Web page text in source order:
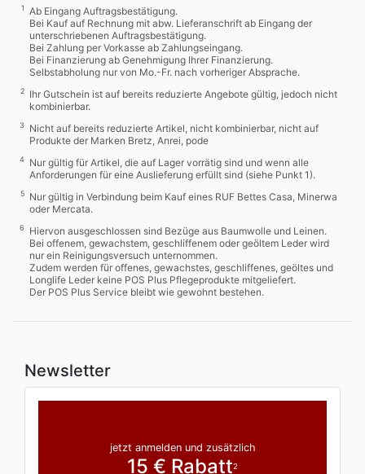
1
Ab Eingang Auftragsbestätigung.
Bei Kauf auf Rechnung mit abw. Lieferanschrift ab Eingang der
unterschriebenen Auftragsbestätigung.
Bei Zahlung per Vorkasse ab Zahlungseingang.
Bei Finanzierung ab Genehmigung Ihrer Finanzierung.
Selbstabholung nur von Mo.-Fr. nach vorheriger Absprache.
2
Ihr Gutschein ist auf bereits reduzierte Angebote gültig, jedoch nicht
kombinierbar.
3
Nicht auf bereits reduzierte Artikel, nicht kombinierbar, nicht auf
Produkte der Marken Bretz, Anrei, pode
4
Nur gültig für Artikel, die auf Lager vorrätig sind und wenn alle
Anforderungen für eine Auslieferung erfüllt sind (siehe Punkt 1).
5
Nur gültig in Verbindung beim Kauf eines RUF Bettes Casa, Minerwa
oder Mercata.
6
Hiervon ausgeschlossen sind Bezüge aus Baumwolle und Leinen.
Bei offenem, gewachstem, geschliffenem oder geöltem Leder wird
nur ein Reinigungsversuch unternommen.
Zudem werden für offenes, gewachstes, geschliffenes, geöltes und
Longlife Leder keine POS Plus Pflegeprodukte mitgeliefert.
Der POS Plus Service bleibt wie gewohnt bestehen.
Newsletter
jetzt anmelden und zusätzlich
15 € Rabatt2